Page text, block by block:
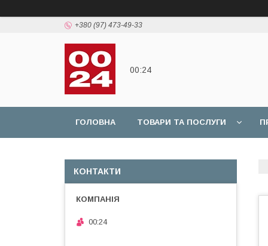
+380 (97) 473-49-33
00:24
ГОЛОВНА ТОВАРИ ТА ПОСЛУГИ
КОНТАКТИ
00:24